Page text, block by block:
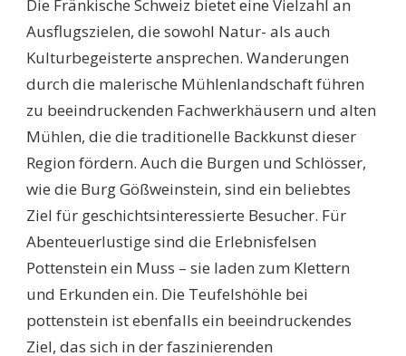
Die Fränkische Schweiz bietet eine Vielzahl an
Ausflugszielen, die sowohl Natur- als auch
Kulturbegeisterte ansprechen. Wanderungen
durch die malerische Mühlenlandschaft führen
zu beeindruckenden Fachwerkhäusern und alten
Mühlen, die die traditionelle Backkunst dieser
Region fördern. Auch die Burgen und Schlösser,
wie die Burg Gößweinstein, sind ein beliebtes
Ziel für geschichtsinteressierte Besucher. Für
Abenteuerlustige sind die Erlebnisfelsen
Pottenstein ein Muss – sie laden zum Klettern
und Erkunden ein. Die Teufelshöhle bei
pottenstein ist ebenfalls ein beeindruckendes
Ziel, das sich in der faszinierenden